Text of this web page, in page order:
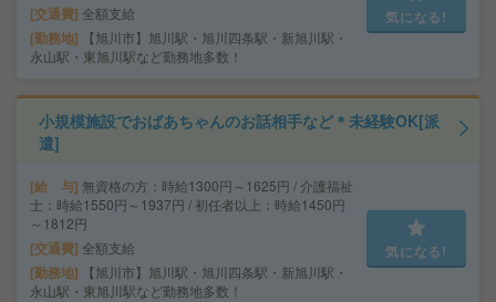
交通費 全額支給
勤務地
【旭川市】旭川駅・旭川四条駅・新旭川駅・
永山駅・東旭川駅など勤務地多数！
気になる!
小規模施設でおばあちゃんのお話相手など＊未経験OK[派
遣]
給 与 無資格の方：時給1300円～1625円 / 介護福祉
士：時給1550円～1937円 / 初任者以上：時給1450円
～1812円
交通費 全額支給
勤務地
【旭川市】旭川駅・旭川四条駅・新旭川駅・
永山駅・東旭川駅など勤務地多数！
気になる!